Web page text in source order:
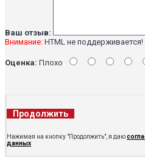
Ваш отзыв:
Внимание: HTML не
Оценка: Плохо
Продолжить
Нажимая на кнопку "Продолжить", я даю
данных